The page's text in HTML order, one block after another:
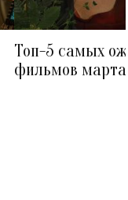
Топ-5 самых
фильмов